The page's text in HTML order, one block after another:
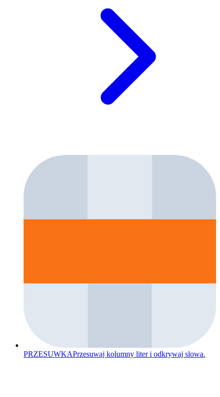
PRZESUWKAPrzesuwaj kolumny liter i odkrywaj slowa.